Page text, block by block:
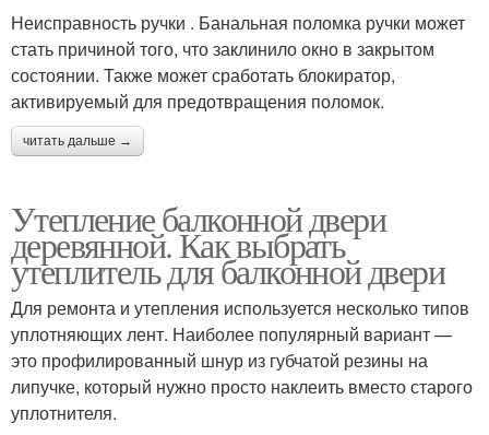
Неисправность ручки . Банальная поломка ручки может
стать причиной того, что заклинило окно в закрытом
состоянии. Также может сработать блокиратор,
активируемый для предотвращения поломок.
читать дальше →
Утепление балконной двери
деревянной. Как выбрать
утеплитель для балконной двери
Для ремонта и утепления используется несколько типов
уплотняющих лент. Наиболее популярный вариант —
это профилированный шнур из губчатой резины на
липучке, который нужно просто наклеить вместо старого
уплотнителя.